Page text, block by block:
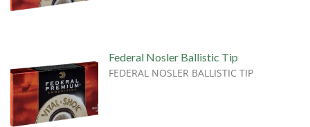
Federal Nosler Ballistic Tip
FEDERAL NOSLER BALLISTIC TIP